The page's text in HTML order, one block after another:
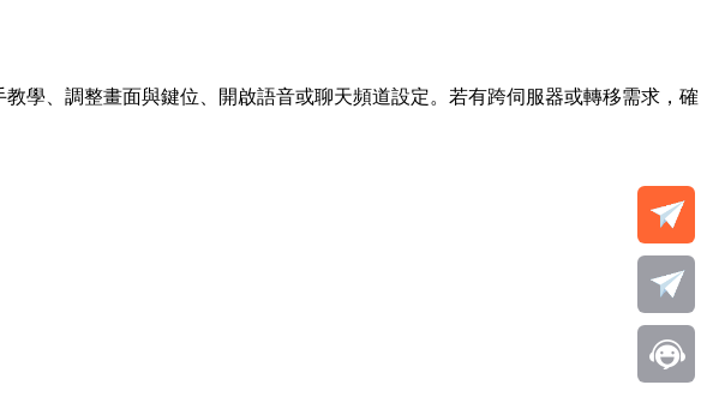
學、調整畫面與鍵位、開啟語音或聊天頻道設定。若有跨伺服器或轉移需求，確